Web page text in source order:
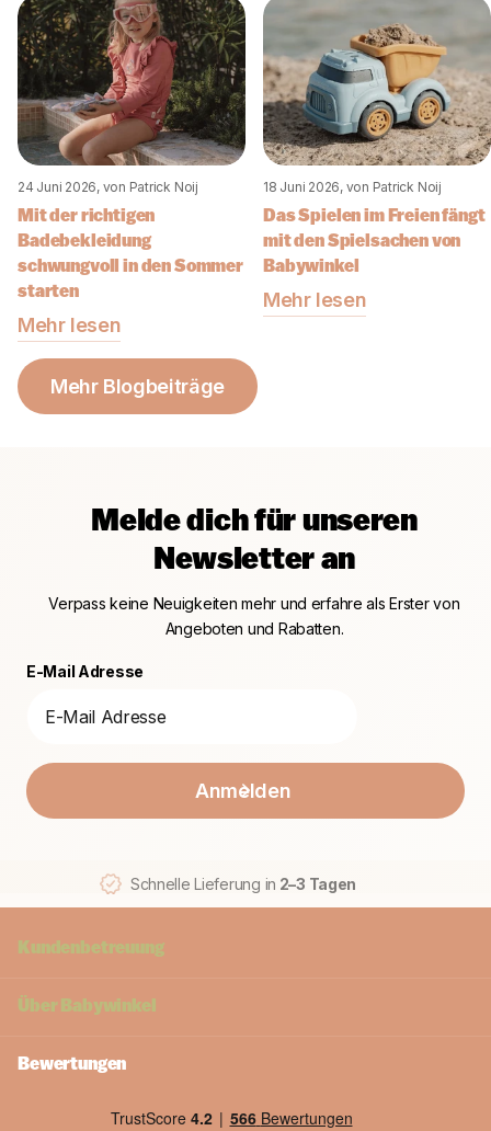
24 Juni 2026, von Patrick Noij
Mit der richtigen
Badebekleidung
schwungvoll in den Sommer
starten
Mehr lesen
18 Juni 2026, von Patrick Noij
Das Spielen im Freien fängt
mit den Spielsachen von
Babywinkel
Mehr lesen
Mehr Blogbeiträge
Melde dich für unseren
Newsletter an
Verpass keine Neuigkeiten mehr und erfahre als Erster von
Angeboten und Rabatten.
E-Mail Adresse
Anmelden
Schnelle Lieferung in 2–3 Tagen
Kundenbetreuung
Über Babywinkel
Bewertungen